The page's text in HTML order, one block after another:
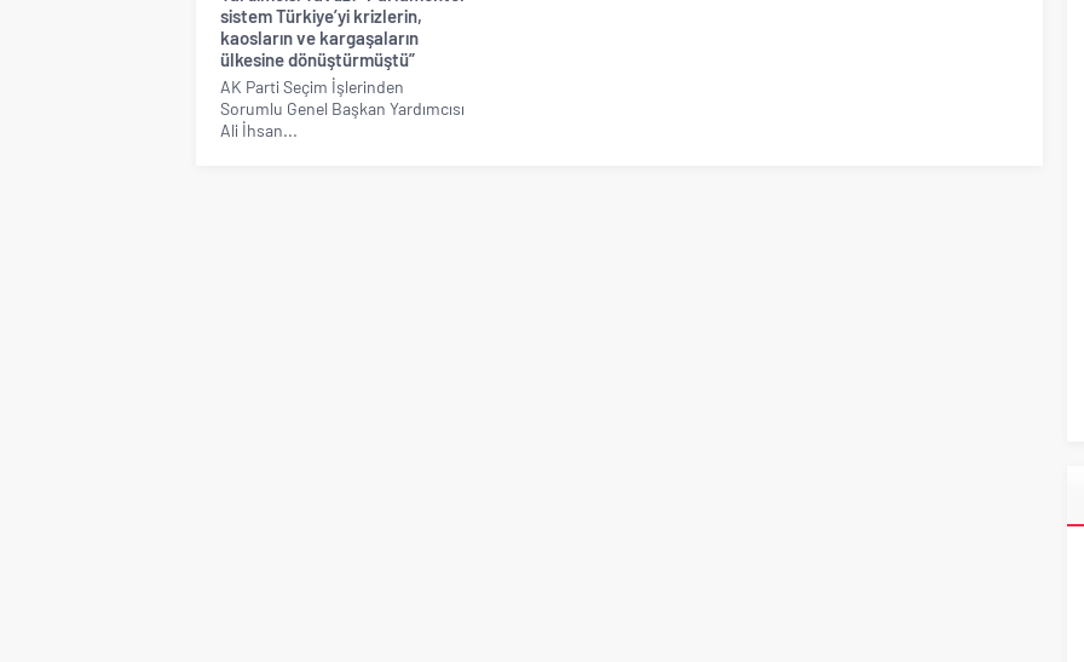
sistem Türkiye’yi krizlerin,
kaosların ve kargaşaların
ülkesine dönüştürmüştü”
AK Parti Seçim İşlerinden
Sorumlu Genel Başkan Yardımcısı
Ali İhsan...